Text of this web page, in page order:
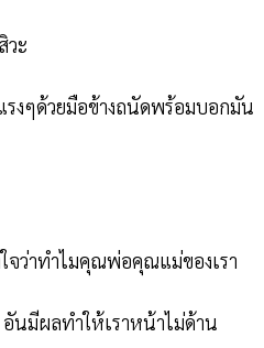
วะ
งๆด้วยมือข้างถนัดพร้อมบอกมัน
จว่าทำไมคุณพ่อคุณแม่ของเรา
นมีผลทำให้เราหน้าไม่ด้าน